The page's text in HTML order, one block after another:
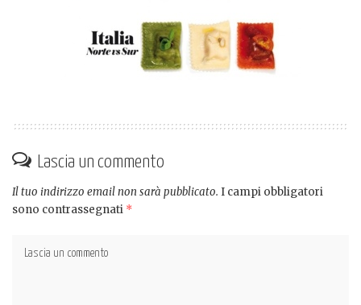
Lascia un commento
Il tuo indirizzo email non sarà pubblicato. I campi obbligatori
sono contrassegnati *